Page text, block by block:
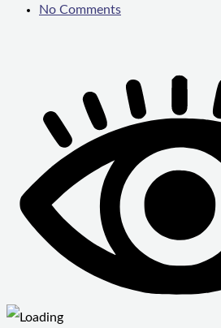
No Comments